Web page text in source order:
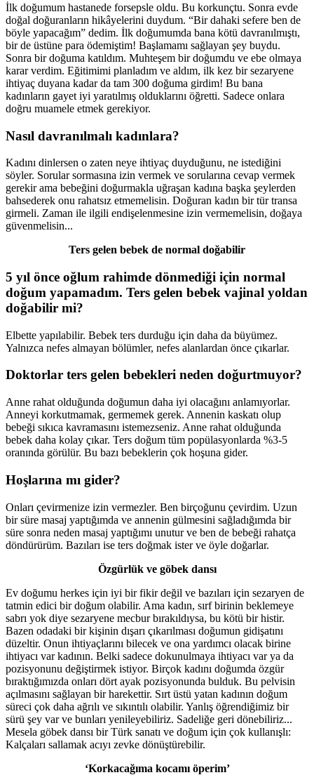
İlk doğumum hastanede forsepsle oldu. Bu korkunçtu. Sonra evde
doğal doğuranların hikâyelerini duydum. “Bir dahaki sefere ben de
böyle yapacağım” dedim. İlk doğumumda bana kötü davranılmıştı,
bir de üstüne para ödemiştim! Başlamamı sağlayan şey buydu.
Sonra bir doğuma katıldım. Muhteşem bir doğumdu ve ebe olmaya
karar verdim. Eğitimimi planladım ve aldım, ilk kez bir sezaryene
ihtiyaç duyana kadar da tam 300 doğuma girdim! Bu bana
kadınların gayet iyi yaratılmış olduklarını öğretti. Sadece onlara
doğru muamele etmek gerekiyor.
Nasıl davranılmalı kadınlara?
Kadını dinlersen o zaten neye ihtiyaç duyduğunu, ne istediğini
söyler. Sorular sormasına izin vermek ve sorularına cevap vermek
gerekir ama bebeğini doğurmakla uğraşan kadına başka şeylerden
bahsederek onu rahatsız etmemelisin. Doğuran kadın bir tür transa
girmeli. Zaman ile ilgili endişelenmesine izin vermemelisin, doğaya
güvenmelisin...
Ters gelen bebek de normal doğabilir
5 yıl önce oğlum rahimde dönmediği için normal
doğum yapamadım. Ters gelen bebek vajinal yoldan
doğabilir mi?
Elbette yapılabilir. Bebek ters durduğu için daha da büyümez.
Yalnızca nefes almayan bölümler, nefes alanlardan önce çıkarlar.
Doktorlar ters gelen bebekleri neden doğurtmuyor?
Anne rahat olduğunda doğumun daha iyi olacağını anlamıyorlar.
Anneyi korkutmamak, germemek gerek. Annenin kaskatı olup
bebeği sıkıca kavramasını istemezseniz. Anne rahat olduğunda
bebek daha kolay çıkar. Ters doğum tüm popülasyonlarda %3-5
oranında görülür. Bu bazı bebeklerin çok hoşuna gider.
Hoşlarına mı gider?
Onları çevirmenize izin vermezler. Ben birçoğunu çevirdim. Uzun
bir süre masaj yaptığımda ve annenin gülmesini sağladığımda bir
süre sonra neden masaj yaptığımı unutur ve ben de bebeği rahatça
döndürürüm. Bazıları ise ters doğmak ister ve öyle doğarlar.
Özgürlük ve göbek dansı
Ev doğumu herkes için iyi bir fikir değil ve bazıları için sezaryen de
tatmin edici bir doğum olabilir. Ama kadın, sırf birinin beklemeye
sabrı yok diye sezaryene mecbur bırakıldıysa, bu kötü bir histir.
Bazen odadaki bir kişinin dışarı çıkarılması doğumun gidişatını
düzeltir. Onun ihtiyaçlarını bilecek ve ona yardımcı olacak birine
ihtiyacı var kadının. Belki sadece dokunulmaya ihtiyacı var ya da
pozisyonunu değiştirmek istiyor. Birçok kadını doğumda özgür
bıraktığımızda onları dört ayak pozisyonunda bulduk. Bu pelvisin
açılmasını sağlayan bir harekettir. Sırt üstü yatan kadının doğum
süreci çok daha ağrılı ve sıkıntılı olabilir. Yanlış öğrendiğimiz bir
sürü şey var ve bunları yenileyebiliriz. Sadeliğe geri dönebiliriz...
Mesela göbek dansı bir Türk sanatı ve doğum için çok kullanışlı:
Kalçaları sallamak acıyı zevke dönüştürebilir.
‘Korkacağıma kocamı öperim’